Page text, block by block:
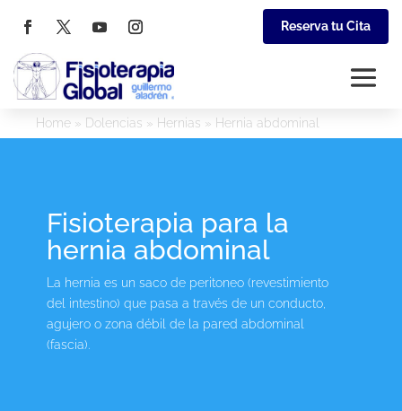
Reserva tu Cita
Home » Dolencias » Hernias » Hernia abdominal
Fisioterapia para la
hernia abdominal
La hernia es un saco de peritoneo (revestimiento
del intestino) que pasa a través de un conducto,
agujero o zona débil de la pared abdominal
(fascia).